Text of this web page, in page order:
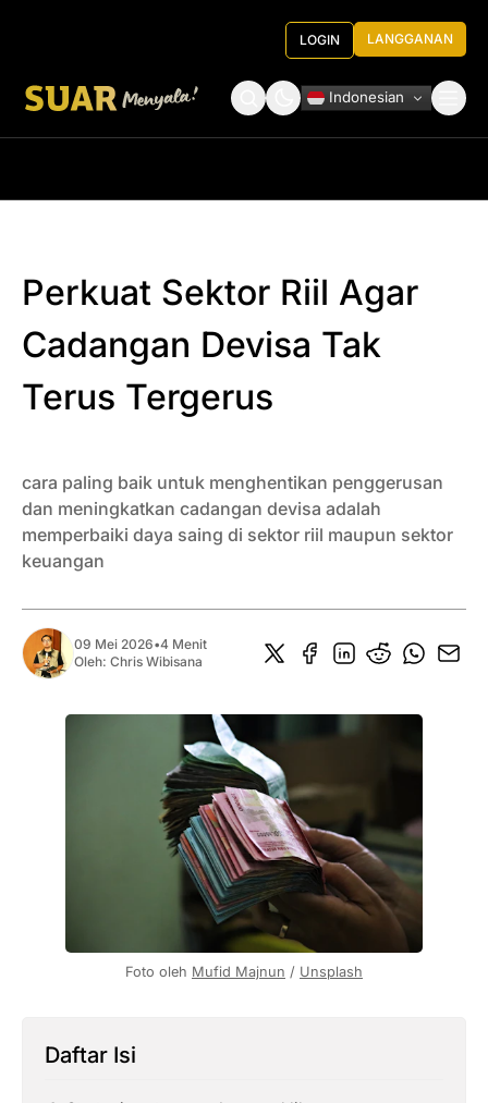
LOGIN LANGGANAN
Indonesian
Perkuat Sektor Riil Agar
Cadangan Devisa Tak
Terus Tergerus
cara paling baik untuk menghentikan penggerusan
dan meningkatkan cadangan devisa adalah
memperbaiki daya saing di sektor riil maupun sektor
keuangan
09 Mei 2026•4 Menit
Oleh: Chris Wibisana
Foto oleh Mufid Majnun / Unsplash
Daftar Isi